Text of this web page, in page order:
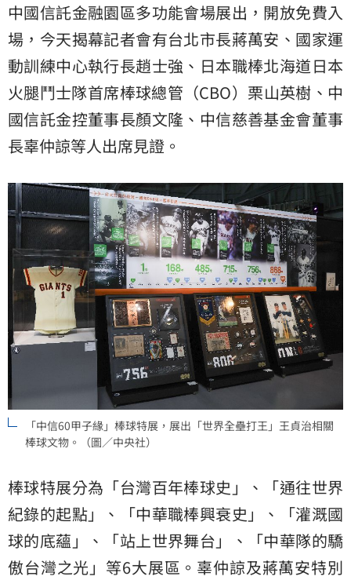
中國信託金融園區多功能會場展出，開放免費入
場，今天揭幕記者會有台北市長蔣萬安、國家運
動訓練中心執行長趙士強、日本職棒北海道日本
火腿鬥士隊首席棒球總管（CBO）栗山英樹、中
國信託金控董事長顏文隆、中信慈善基金會董事
長辜仲諒等人出席見證。
「中信60甲子緣」棒球特展，展出「世界全壘打王」王貞治相關
棒球文物。（圖／中央社）
棒球特展分為「台灣百年棒球史」、「通往世界
紀錄的起點」、「中華職棒興衰史」、「灌溉國
球的底蘊」、「站上世界舞台」、「中華隊的驕
傲台灣之光」等6大展區。辜仲諒及蔣萬安特別